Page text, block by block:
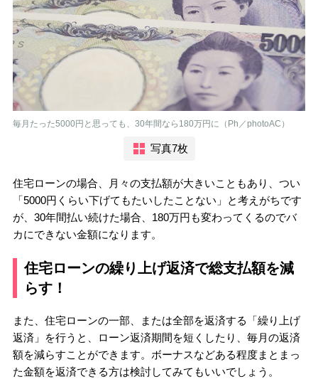
毎月たった5000円と思っても、30年間なら180万円に（Ph／photoAC）
写真7枚
住宅ローンの場合、月々の支払額が大きいこともあり、つい
「5000円くらい下げてもたいしたことない」と考えがちです
が、30年間払い続けた場合、180万円も変わってくるのでバ
カにできない金額になります。
住宅ローンの繰り上げ返済で総支払額を減
らす！
また、住宅ローンの一部、または全部を返済する「繰り上げ
返済」を行うと、ローン返済期間を短くしたり、毎月の返済
額を減らすことができます。ボーナスなどある程度まとまっ
た金額を返済できる方は検討してみてもいいでしょう。